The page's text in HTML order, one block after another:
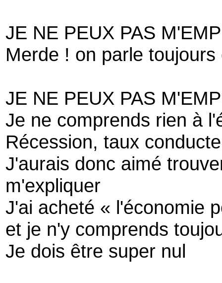
JE NE PEUX PAS
Merde ! on parle
JE NE PEUX PAS
Je ne comprends rien à
Récession, taux
J'aurais donc aimé
m'expliquer
J'ai acheté « l'économie
et je n'y comprends
Je dois être super nul